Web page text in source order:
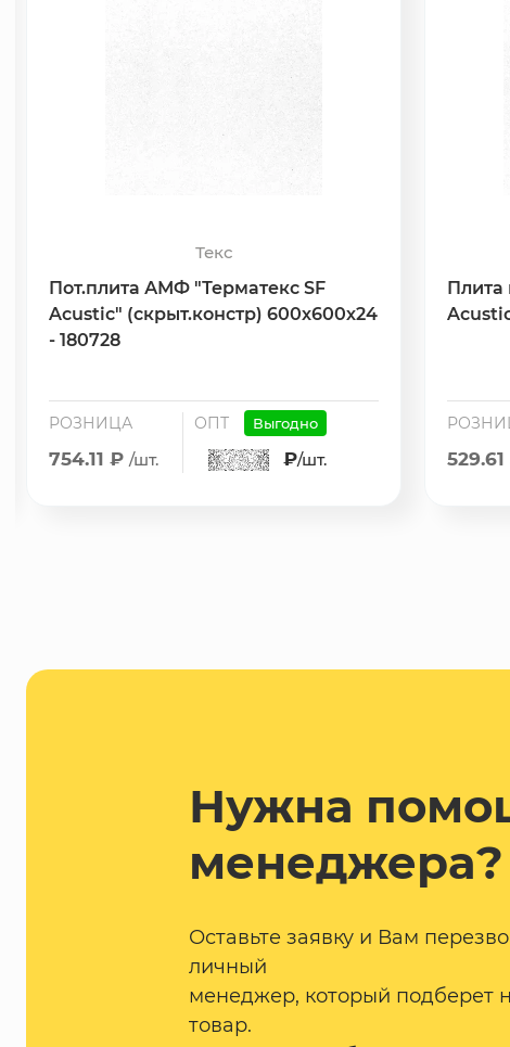
Текс
Пот.плита АМФ "Терматекс SF
Acustic" (скрыт.констр) 600х600х24
- 180728
РОЗНИЦА
754.11 ₽ /шт.
ОПТ Выгодно
₽/шт.
Нужна
менеджера?
Оставьте заявку и Вам
личный
менеджер, который подберет
товар.